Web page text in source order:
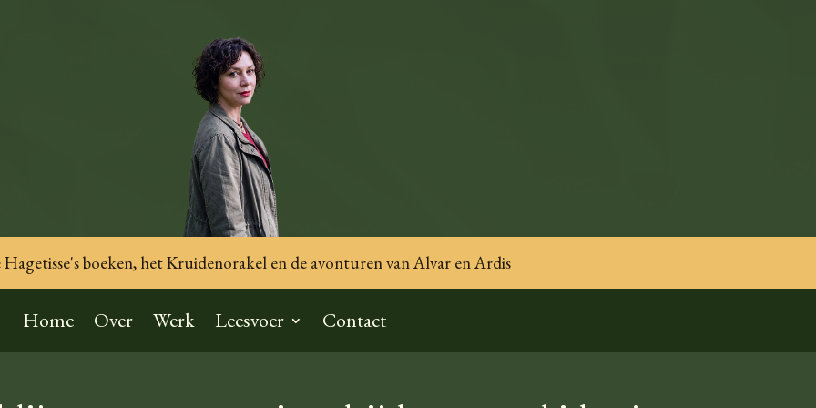
boeken, het Kruidenorakel en de avonturen van Alvar en Ardis
Home Over Werk Leesvoer Contact